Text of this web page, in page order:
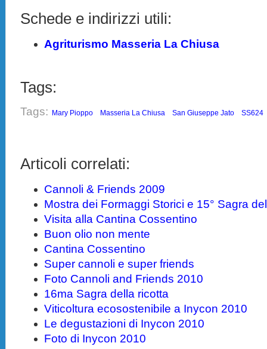
Schede e indirizzi utili:
Agriturismo Masseria La Chiusa
Tags:
Tags: Mary Pioppo Masseria La Chiusa San Giuseppe Jato SS624
Articoli correlati:
Cannoli & Friends 2009
Mostra dei Formaggi Storici e 15° Sagra
Visita alla Cantina Cossentino
Buon olio non mente
Cantina Cossentino
Super cannoli e super friends
Foto Cannoli and Friends 2010
16ma Sagra della ricotta
Viticoltura ecosostenibile a Inycon 2010
Le degustazioni di Inycon 2010
Foto di Inycon 2010